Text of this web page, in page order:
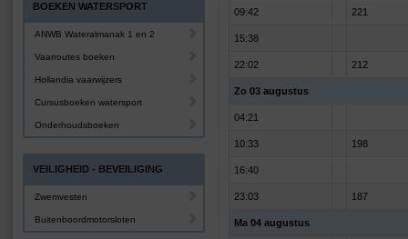
09:42 221
15:38
22:02 212
Zo 03 augustus
04:21
10:33 198
16:40
23:03 187
Ma 04 augustus
BOEKEN WATERSPORT
ANWB Wateralmanak 1 en 2
Vaarroutes boeken
Hollandia vaarwijzers
Cursusboeken watersport
Onderhoudsboeken
VEILIGHEID - BEVEILIGING
Zwemvesten
Buitenboordmotorsloten